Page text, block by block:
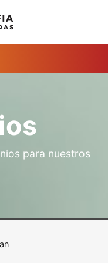
para nuestros